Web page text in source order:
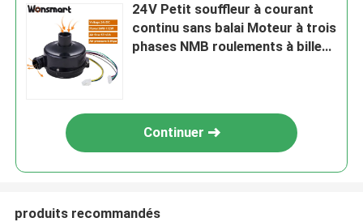
24V Petit souffleur à courant
continu sans balai Moteur à trois
phases NMB roulements à billes
Continuer
produits recommandés